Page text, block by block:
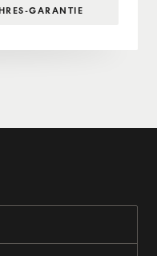
GARANTIE